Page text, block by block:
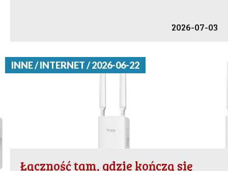
2026-07-03
INNE / INTERNET / 2026-06-22
Łączność tam, gdzie kończą się